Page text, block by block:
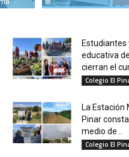
Estudiantes
educativa
cierran el
Colegio El
La Estación
Pinar
medio de...
Colegio El